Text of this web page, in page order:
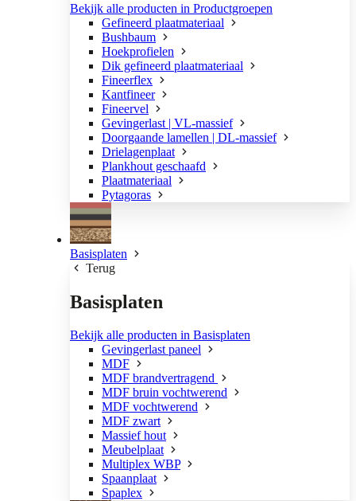
Bekijk alle producten in Productgroepen
Gefineerd plaatmateriaal
Bushbaum
Hoekprofielen
Dik gefineerd plaatmateriaal
Fineerflex
Kantfineer
Fineervel
Gevingerlast | VL-massief
Doorgaande lamellen | DL-massief
Drielagenplaat
Plankhout geschaafd
Plaatmateriaal
Pytagoras
Basisplaten
Terug
Basisplaten
Bekijk alle producten in Basisplaten
Gevingerlast paneel
MDF
MDF brandvertragend
MDF bruin vochtwerend
MDF vochtwerend
MDF zwart
Massief hout
Meubelplaat
Multiplex WBP
Spaanplaat
Spaplex